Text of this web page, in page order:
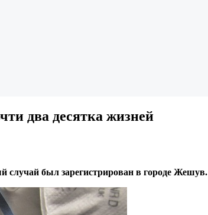
два десятка жизней
случай был зарегистрирован в городе Жешув.